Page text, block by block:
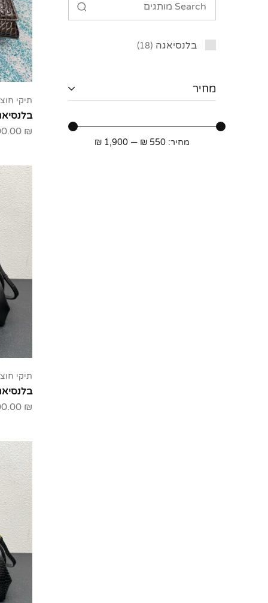
תיקי
₪
תיקי
₪
בלנסיאגה 18
מחיר
מחיר:550 ₪
—
1,900 ₪